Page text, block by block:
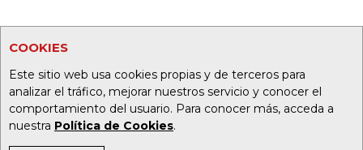
COOKIES
Este sitio web usa cookies propias y de terceros para
analizar el tráfico, mejorar nuestros servicio y conocer el
comportamiento del usuario. Para conocer más, acceda a
nuestra Política de Cookies.